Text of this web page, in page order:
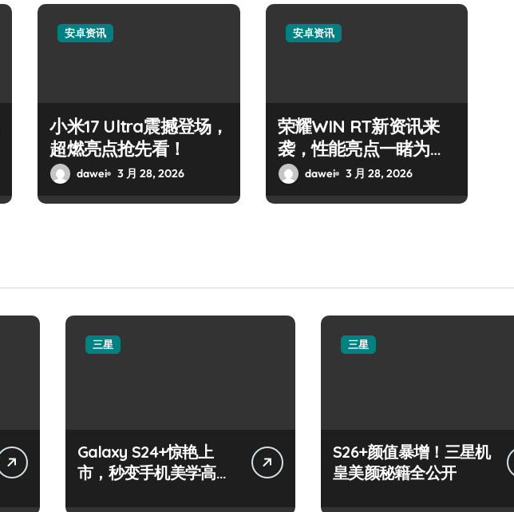
安卓资讯
小米17 Ultra震撼登场，
超燃亮点抢先看！
dawei 3 月 28, 2026
安卓资讯
荣耀WIN RT新资讯来
袭，性能亮点一睹为
快！dawei 3 月 28, 2026
三星
Galaxy S24+惊艳上
市，秒变手机美学高
三星
S26+颜值暴增！三星机
皇美颜秘籍全公开